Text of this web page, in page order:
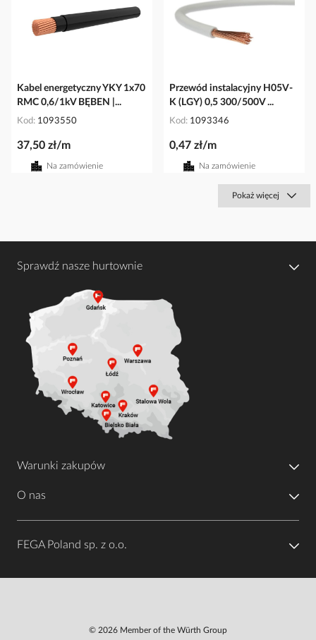
Kabel energetyczny YKY 1x70
RMC 0,6/1kV BĘBEN |...
Kod 1093550
37,50 zł/m
Na zamówienie
Przewód instalacyjny H05V-
K (LGY) 0,5 300/500V ...
Kod 1093346
0,47 zł/m
Na zamówienie
Pokaż więcej
Sprawdź nasze hurtownie
Warunki zakupów
O nas
FEGA Poland sp. z o.o.
© 2026 Member of the Würth Group